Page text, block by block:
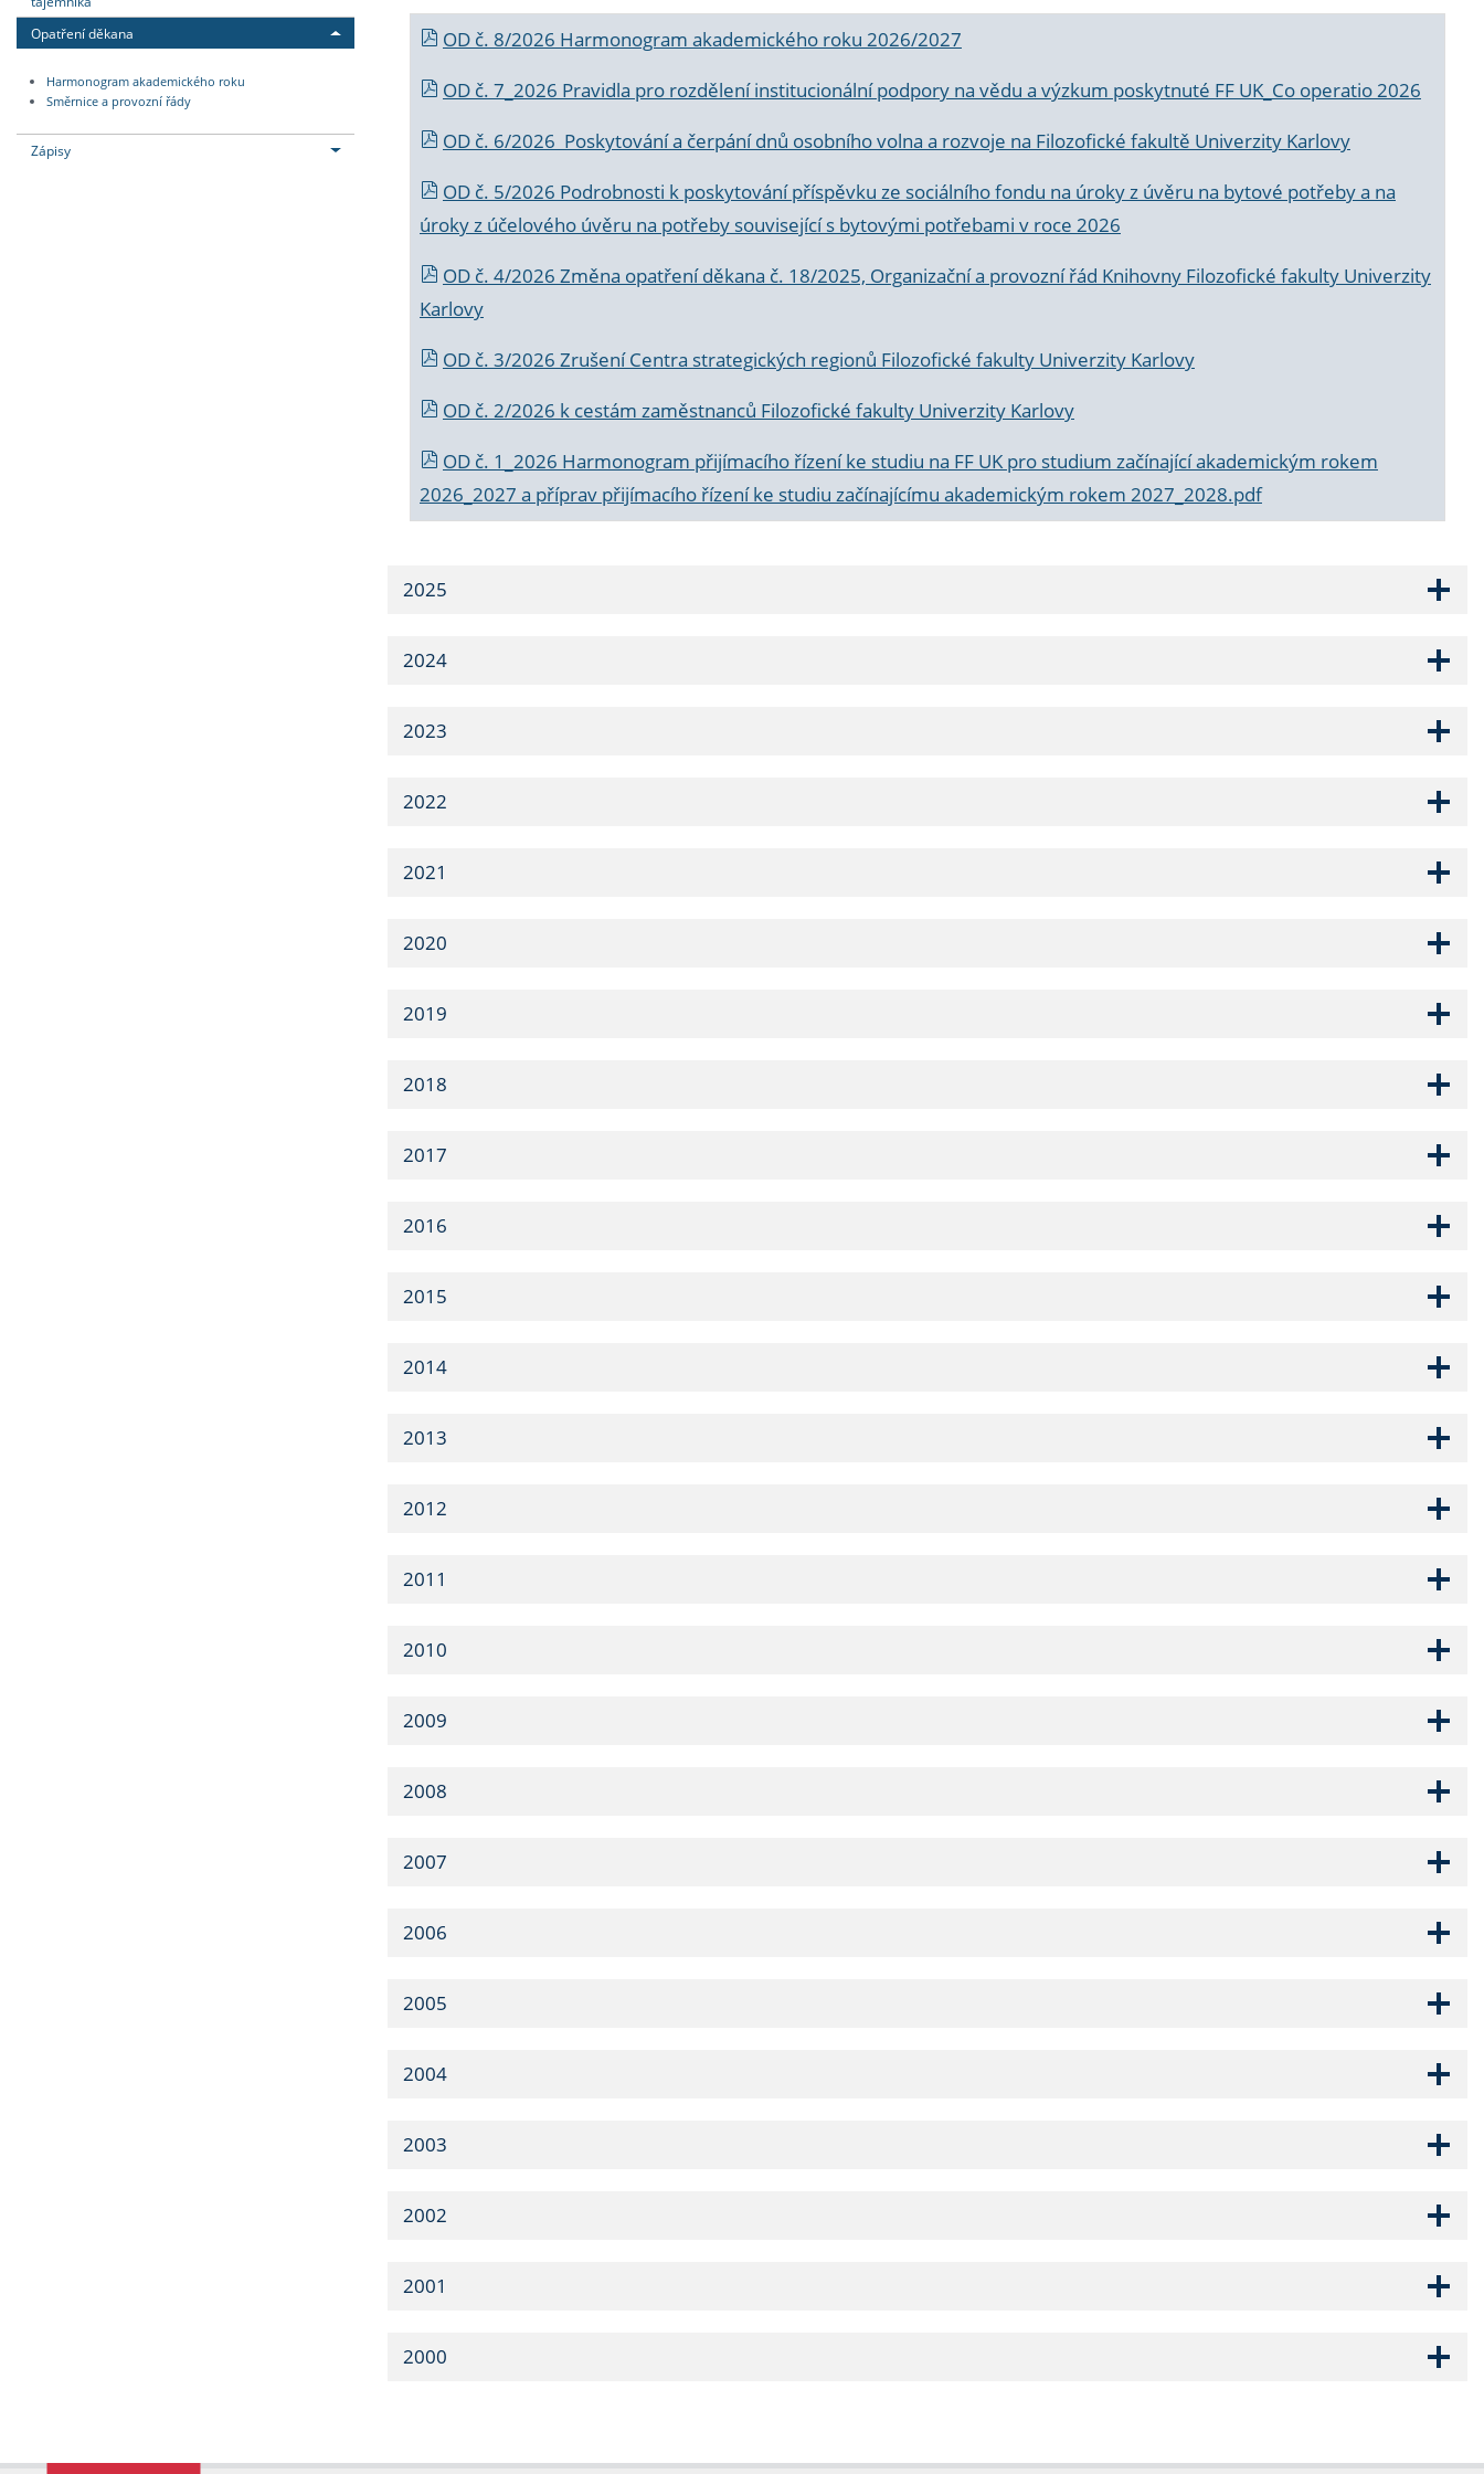
Opatření děkana
Harmonogram akademického roku
Směrnice a provozní řády
Zápisy
OD č. 8/2026 Harmonogram akademického roku 2026/2027
OD č. 7_2026 Pravidla pro rozdělení institucionální podpory na vědu a výzkum poskytnuté FF UK_Co operatio 2026
OD č. 6/2026 Poskytování a čerpání dnů osobního volna a rozvoje na Filozofické fakultě Univerzity Karlovy
OD č. 5/2026 Podrobnosti k poskytování příspěvku ze sociálního fondu na úroky z úvěru na bytové potřeby a na
úroky z účelového úvěru na potřeby související s bytovými potřebami v roce 2026
OD č. 4/2026 Změna opatření děkana č. 18/2025, Organizační a provozní řád Knihovny Filozofické fakulty Univerzity
Karlovy
OD č. 3/2026 Zrušení Centra strategických regionů Filozofické fakulty Univerzity Karlovy
OD č. 2/2026 k cestám zaměstnanců Filozofické fakulty Univerzity Karlovy
OD č. 1_2026 Harmonogram přijímacího řízení ke studiu na FF UK pro studium začínající akademickým rokem
2026_2027 a příprav přijímacího řízení ke studiu začínajícímu akademickým rokem 2027_2028.pdf
2025
2024
2023
2022
2021
2020
2019
2018
2017
2016
2015
2014
2013
2012
2011
2010
2009
2008
2007
2006
2005
2004
2003
2002
2001
2000